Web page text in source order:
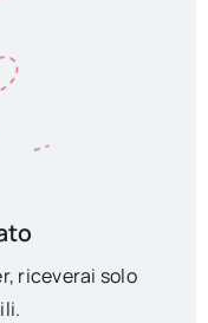
riceverai solo